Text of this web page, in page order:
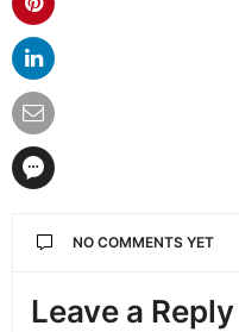
NO COMMENTS YET
Leave a Reply